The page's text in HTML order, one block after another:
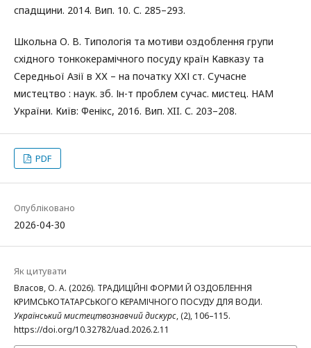
спадщини. 2014. Вип. 10. С. 285–293.
Школьна О. В. Типологія та мотиви оздоблення групи
східного тонкокерамічного посуду країн Кавказу та
Середньої Азії в ХХ – на початку ХХІ ст. Сучасне
мистецтво : наук. зб. Ін-т проблем сучас. мистец. НАМ
України. Київ: Фенікс, 2016. Вип. XII. С. 203–208.
PDF
Опубліковано
2026-04-30
Як цитувати
Власов, О. А. (2026). ТРАДИЦІЙНІ ФОРМИ Й ОЗДОБЛЕННЯ
КРИМСЬКОТАТАРСЬКОГО КЕРАМІЧНОГО ПОСУДУ ДЛЯ ВОДИ.
Український мистецтвознавчий дискурс, (2), 106–115.
https://doi.org/10.32782/uad.2026.2.11